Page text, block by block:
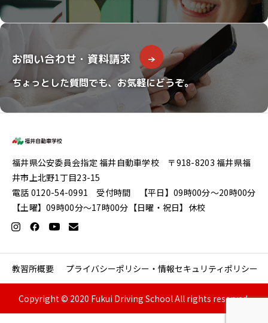
お問い合わせ・資料請求
ちょっとした質問でも、お気軽にどうぞ。
福井県公安委員会指定 福井自動車学校 〒918-8203 福井県福
井市上北野1丁目23-15
電話 0120-54-0991 受付時間 【平日】09時00分〜20時00分
【土曜】09時00分〜17時00分【日曜・祝日】休校
教習所概要 プライバシーポリシー・情報セキュリティポリシー
Copyright © 2020 Fukui Driving School All rights reserved.